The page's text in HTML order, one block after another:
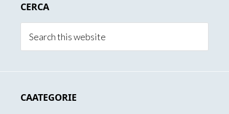
Sidebar
CERCA
this
CAATEGORIE